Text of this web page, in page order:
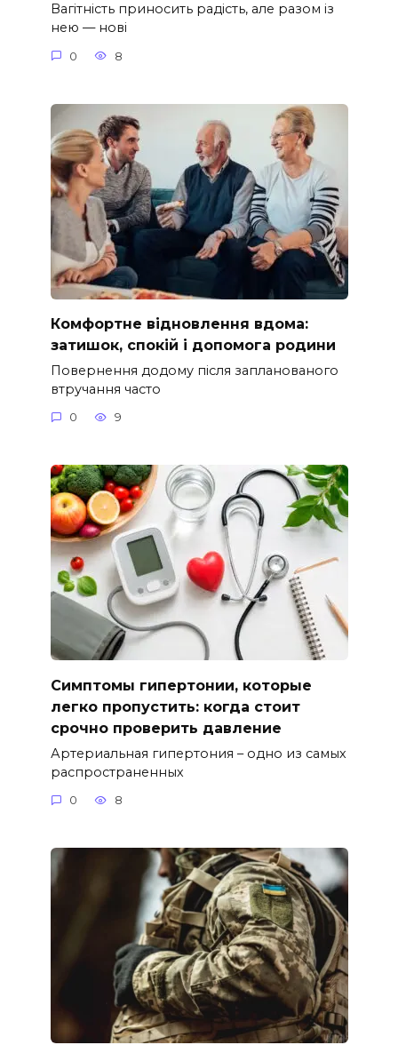
Вагітність приносить радість, але разом із
нею — нові
0 8
Комфортне відновлення вдома:
затишок, спокій і допомога родини
Повернення додому після запланованого
втручання часто
0 9
Симптомы гипертонии, которые
легко пропустить: когда стоит
срочно проверить давление
Артериальная гипертония – одно из самых
распространенных
0 8